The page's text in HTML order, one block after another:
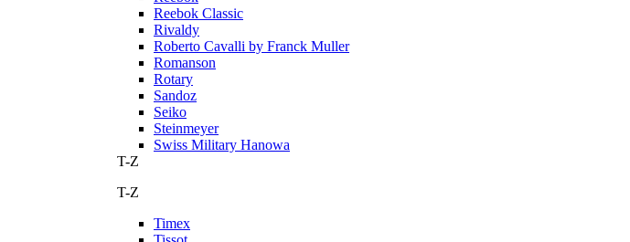
Reebok Classic
Rivaldy
Roberto Cavalli by Franck Muller
Romanson
Rotary
Sandoz
Seiko
Steinmeyer
Swiss Military Hanowa
T-Z
T-Z
Timex